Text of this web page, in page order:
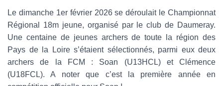
Le dimanche 1er février 2026 se déroulait le Championnat
Régional 18m jeune, organisé par le club de Daumeray.
Une centaine de jeunes archers de toute la région des
Pays de la Loire s’étaient sélectionnés, parmi eux deux
archers de la FCM : Soan (U13HCL) et Clémence
(U18FCL). A noter que c’est la première année en